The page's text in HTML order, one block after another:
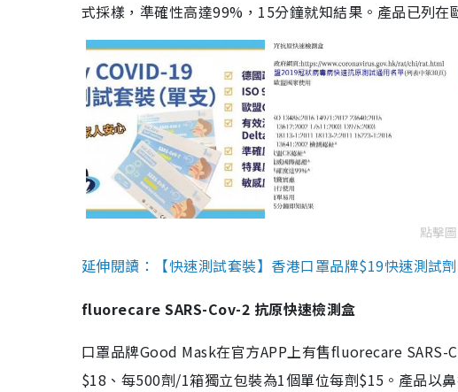
式採樣，準確性高達99%，15分鐘就知結果。產品已列在
點擊
延伸閱讀：【快速測試套裝】香港口罩品牌$19快速測試
fluorecare SARS-Cov-2 抗原快速檢測盒
口罩品牌Good Mask在官方APP上有售fluorecare
$18、每500劑/1箱獨立包裝為1個單位每劑$15。產品以